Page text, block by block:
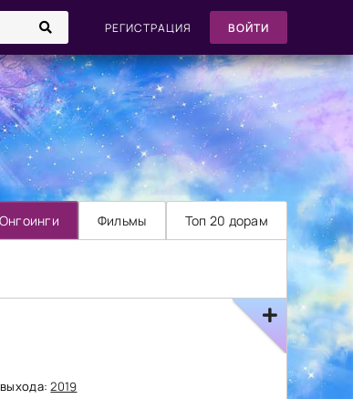
РЕГИСТРАЦИЯ ВОЙТИ
Онгоинги Фильмы Топ 20 дорам
2019